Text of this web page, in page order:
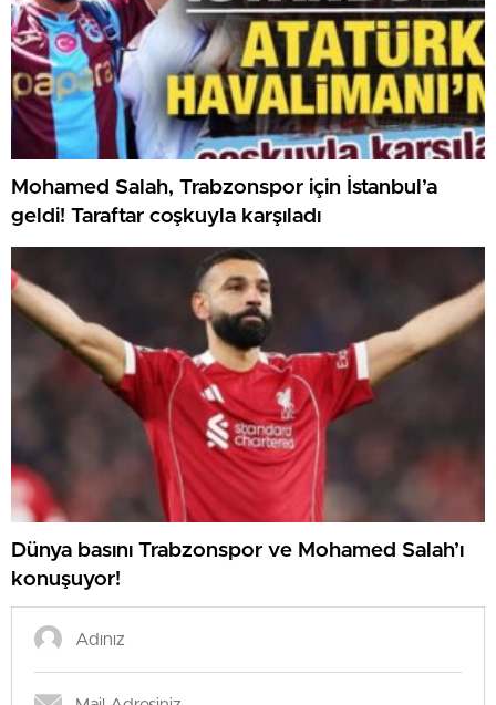
Mohamed Salah, Trabzonspor için İstanbul’a
geldi! Taraftar coşkuyla karşıladı
Dünya basını Trabzonspor ve Mohamed Salah’ı
konuşuyor!